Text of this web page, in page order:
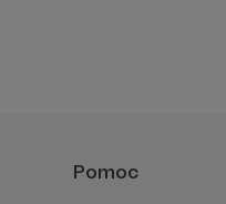
Pomoc